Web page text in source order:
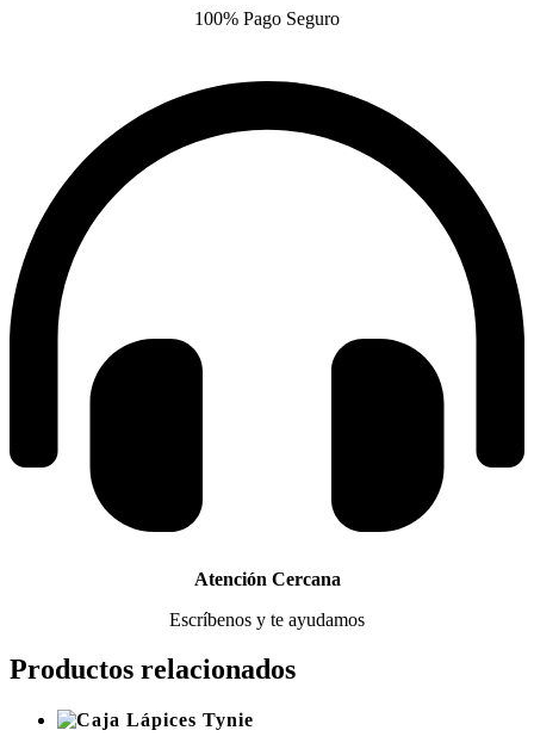
100% Pago Seguro
Atención Cercana
Escríbenos y te ayudamos
Productos relacionados